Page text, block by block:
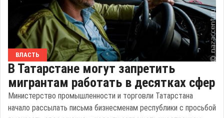
ВЛАСТЬ
В Татарстане могут запретить
мигрантам работать в десятках сфер
Министерство промышленности и торговли Татарстана
начало рассылать письма бизнесменам республики с просьбой